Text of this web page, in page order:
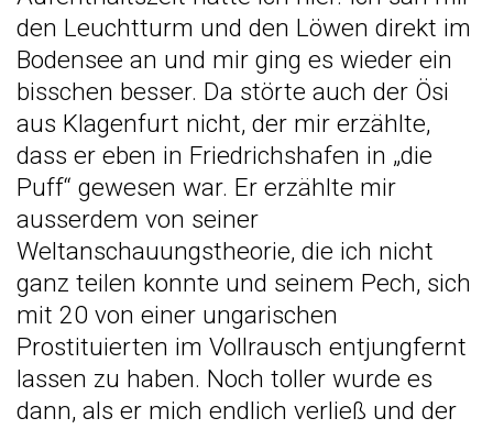
den Leuchtturm und den Löwen direkt im
Bodensee an und mir ging es wieder ein
bisschen besser. Da störte auch der Ösi
aus Klagenfurt nicht, der mir erzählte,
dass er eben in Friedrichshafen in „die
Puff“ gewesen war. Er erzählte mir
ausserdem von seiner
Weltanschauungstheorie, die ich nicht
ganz teilen konnte und seinem Pech, sich
mit 20 von einer ungarischen
Prostituierten im Vollrausch entjungfernt
lassen zu haben. Noch toller wurde es
dann, als er mich endlich verließ und der